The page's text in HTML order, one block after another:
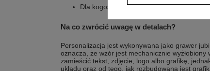
Dla kogoś bliskiego, komu chcesz
Na co zwrócić uwagę w detalach?
Personalizacja jest wykonywana jako grawer
oznacza, że wzór jest mechanicznie
zamieścić tekst, zdjęcie, logo albo grafikę,
układu oraz od tego, jak rozbudowana jest